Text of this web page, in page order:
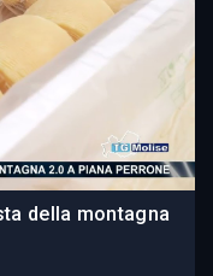
della montagna